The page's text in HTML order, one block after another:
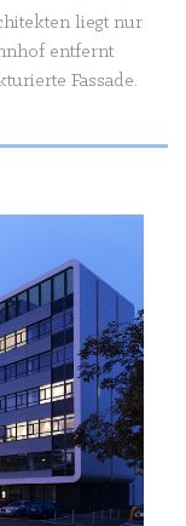
liegt nur
entfernt
Fassade.